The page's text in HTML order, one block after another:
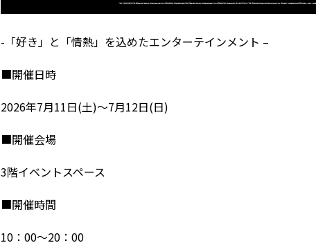
-「好き」と「情熱」を込めたエンターテインメント –
■開催日時
2026年7月11日(土)～7月12日(日)
■開催会場
3階イベントスペース
■開催時間
10：00～20：00